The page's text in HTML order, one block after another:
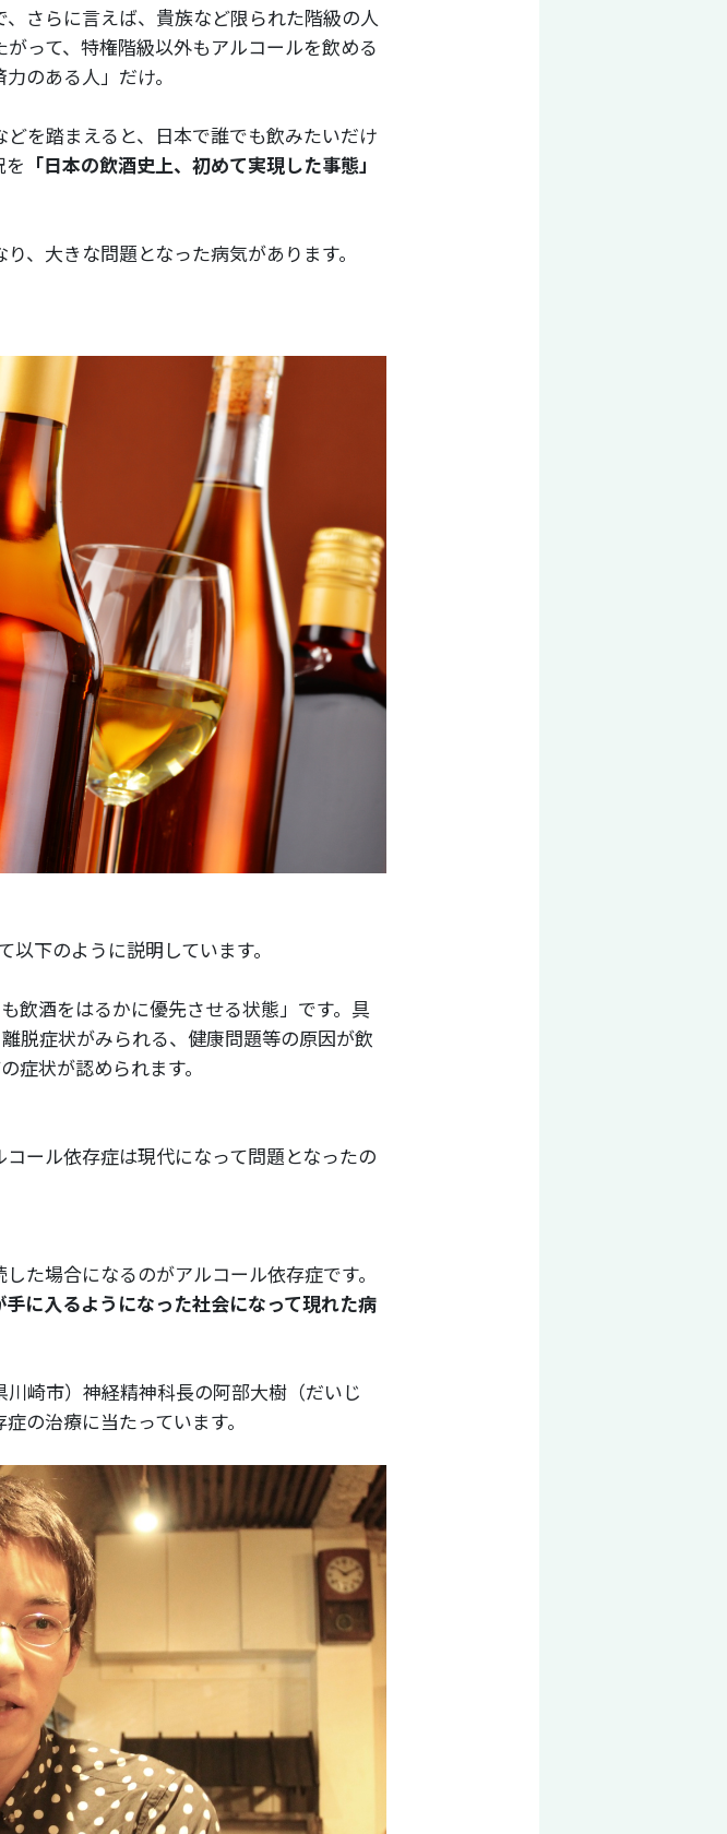
さらに言えば、貴族など限られた階級の人
って、特権階級以外もアルコールを飲める
のある人」だけ。
を踏まえると、日本で誰でも飲みたいだけ
「日本の飲酒史上、初めて実現した事態」
、大きな問題となった病気があります。
下のように説明しています。
飲酒をはるかに優先させる状態」です。具
脱症状がみられる、健康問題等の原因が飲
症状が認められます。
ール依存症は現代になって問題となったの
た場合になるのがアルコール依存症です。
に入るようになった社会になって現れた病
崎市） 神経精神科長の阿部大樹（だいじ
の治療に当たっています。